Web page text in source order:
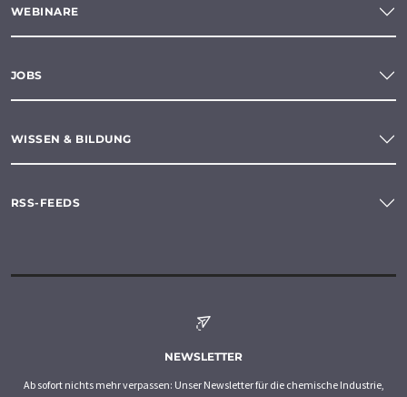
WEBINARE
JOBS
WISSEN & BILDUNG
RSS-FEEDS
NEWSLETTER
Ab sofort nichts mehr verpassen: Unser Newsletter für die chemische Industrie,